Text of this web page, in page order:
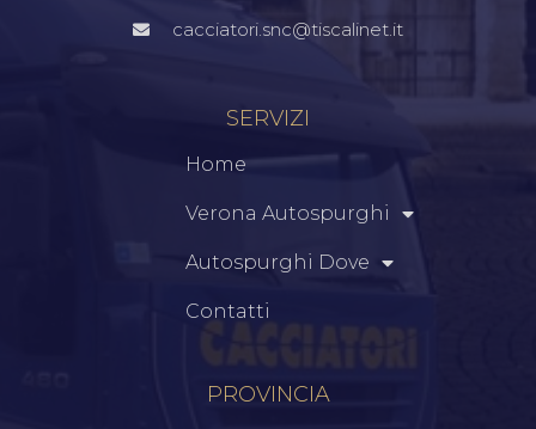
cacciatori.snc@tiscalinet.it
SERVIZI
Home
Verona Autospurghi
Autospurghi Dove
Contatti
PROVINCIA